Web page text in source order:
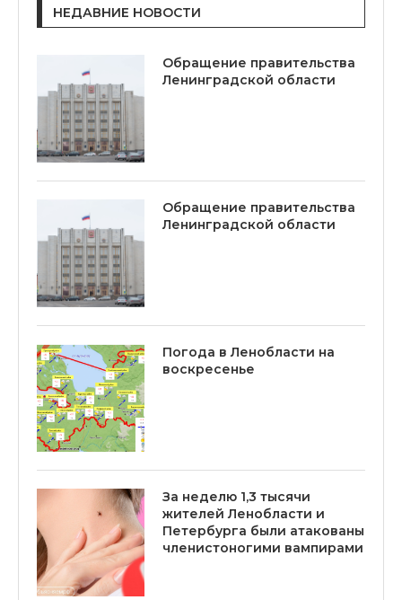
НЕДАВНИЕ НОВОСТИ
Обращение правительства
Ленинградской области
Обращение правительства
Ленинградской области
Погода в Ленобласти на
воскресенье
За неделю 1,3 тысячи
жителей Ленобласти и
Петербурга были атакованы
членистоногими вампирами